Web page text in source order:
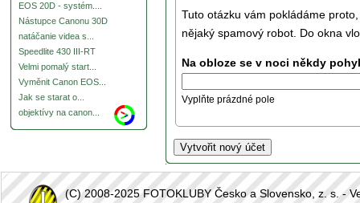
EOS 20D - systém....
Nástupce Canonu 30D
natáčanie videa s...
Speedlite 430 III-RT
Velmi pomalý start...
Vyměnit Canon EOS...
Jak se starat o...
objektívy na canon...
Tuto otázku vám pokládáme
nějaký spamový robot. Do okna
Na obloze se v noci někdy
Vyplňte prázdné pole
(C) 2008-2025 FOTOKLUBY Česko a Slovensko, z. s. -